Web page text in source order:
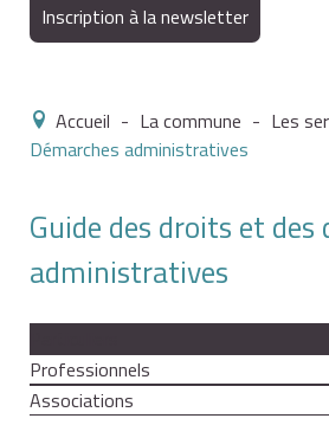
Inscription à la newsletter
Accueil - La commune - Les
Démarches administratives
Guide des droits et des
administratives
Professionnels
Associations